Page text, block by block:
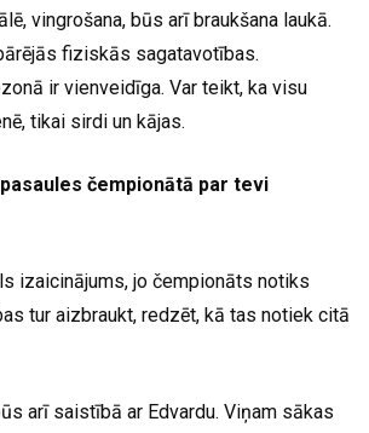
vingrošana, būs arī braukšana laukā.
fiziskās sagatavotības.
ir vienveidīga. Var teikt, ka visu
tikai sirdi un kājas.
čempionātā par tevi
izaicinājums, jo čempionāts notiks
tur aizbraukt, redzēt, kā tas notiek citā
arī saistībā ar Edvardu. Viņam sākas